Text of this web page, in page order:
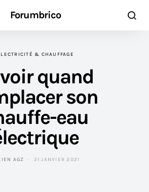
Forumbrico
& CHAUFFAGE
quand
son
eau
AGZ 21 JANVIER 2021